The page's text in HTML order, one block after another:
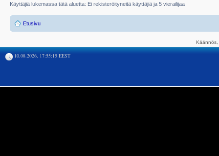
Käyttäjiä lukemassa tätä aluetta: Ei rekisteröityneitä käyttäjiä ja 5 vierailijaa
Etusivu
10.08.2026, 17:55:15 EEST